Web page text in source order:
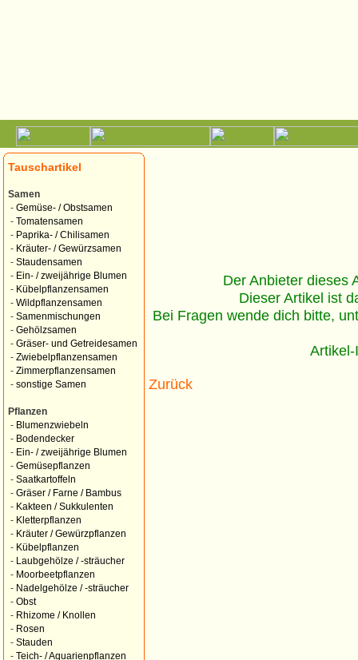
Tauschartikel
Samen
- Gemüse- / Obstsamen
- Tomatensamen
- Paprika- / Chilisamen
- Kräuter- / Gewürzsamen
- Staudensamen
- Ein- / zweijährige Blumen
- Kübelpflanzensamen
- Wildpflanzensamen
- Samenmischungen
- Gehölzsamen
- Gräser- und Getreidesamen
- Zwiebelpflanzensamen
- Zimmerpflanzensamen
- sonstige Samen
Pflanzen
- Blumenzwiebeln
- Bodendecker
- Ein- / zweijährige Blumen
- Gemüsepflanzen
- Saatkartoffeln
- Gräser / Farne / Bambus
- Kakteen / Sukkulenten
- Kletterpflanzen
- Kräuter / Gewürzpflanzen
- Kübelpflanzen
-
Laubgehölze / -sträucher
- Moorbeetpflanzen
- Nadelgehölze / -sträucher
- Obst
- Rhizome / Knollen
- Rosen
- Stauden
- Teich- / Aquarienpflanzen
Der Anbieter dieses
Dieser Artikel ist
Bei Fragen wende dich bitte,
Zurück